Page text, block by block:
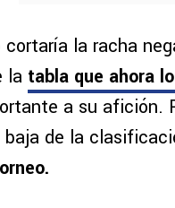
la racha
la tabla que ahora
a su afición.
de la